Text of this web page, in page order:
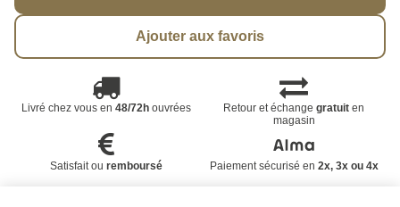
Ajouter aux favoris
Livré chez vous en 48/72houvrées Retour et échangegratuit en
magasin
Satisfait ou remboursé Paiement sécurisé en 2x, 3x ou 4x